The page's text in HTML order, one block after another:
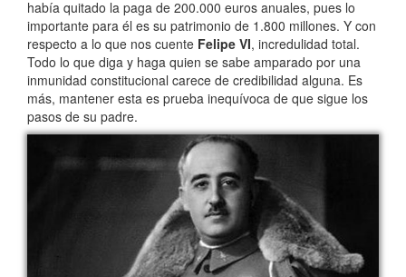
había quitado la paga de 200.000 euros anuales, pues lo
importante para él es su patrimonio de 1.800 millones. Y con
respecto a lo que nos cuente Felipe VI, incredulidad total.
Todo lo que diga y haga quien se sabe amparado por una
inmunidad constitucional carece de credibilidad alguna. Es
más, mantener esta es prueba inequívoca de que sigue los
pasos de su padre.